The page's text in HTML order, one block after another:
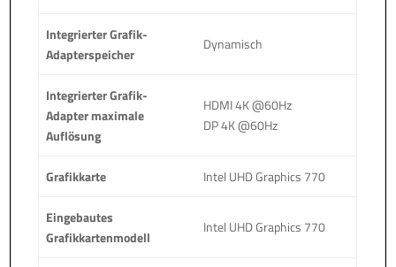
Integrierter Grafik-
Adapterspeicher
Dynamisch
Integrierter Grafik-
Adapter maximale
Auflösung
HDMI 4K @60Hz
DP 4K @60Hz
Grafikkarte Intel UHD Graphics 770
Eingebautes
Grafikkartenmodell
Intel UHD Graphics 770